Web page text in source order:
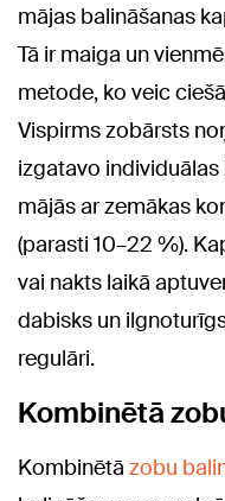
mājas balināšanas
Tā ir maiga un
metode, ko veic
Vispirms zobārsts
izgatavo
mājās ar zemākas
(parasti 10–22 %).
vai nakts laikā
dabisks un
regulāri.
Kombinētā
Kombinētā zobu